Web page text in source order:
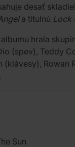
desať
a titulnú Lock
hrala
(spev), Teddy
(klávesy), Rowan
Sun